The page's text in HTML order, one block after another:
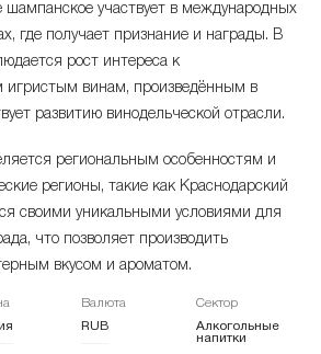
503.68 ₽ +0.94%
498.97 ₽ +1.25%
484.97 ₽ +0.98%
480.25 ₽ +0.31%
шампанское участвует в международных
где получает признание и награды. В
рост интереса к
игристым винам, произведённым в
развитию винодельческой отрасли.
региональным особенностям и
регионы, такие как Краснодарский
своими уникальными условиями для
что позволяет производить
вкусом и ароматом.
Валюта Сектор
RUB
Алкогольные
напитки